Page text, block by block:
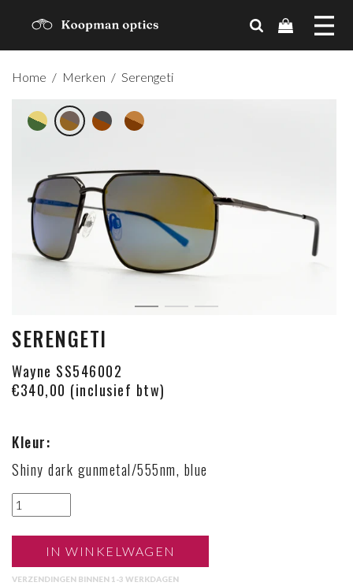
MERKEN
TRENDS
OVER ONS
CONTACT
ACCOUNT
Home / Merken / Serengeti
SERENGETI
Wayne SS546002
€340,00 (inclusief btw)
Kleur:
Shiny dark gunmetal/555nm, blue
IN WINKELWAGEN
VERZENDINGEN BINNEN 1-3 WERKDAGEN